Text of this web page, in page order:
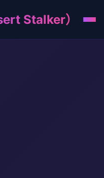
Stalker）